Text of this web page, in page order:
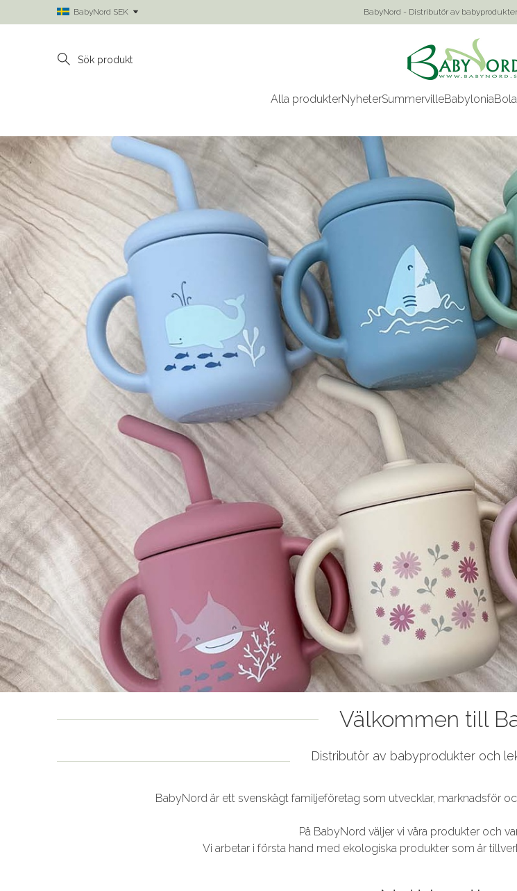
BabyNord SEK BabyNord - Distributör av
Alla produkterNyheterSummervilleBabyloniaBola
Välkommen till
Distributör av babyprodukter och
BabyNord är ett svenskägt familjeföretag som utvecklar, marknadsför
På BabyNord väljer vi våra produkter och
Vi arbetar i första hand med ekologiska produkter som är